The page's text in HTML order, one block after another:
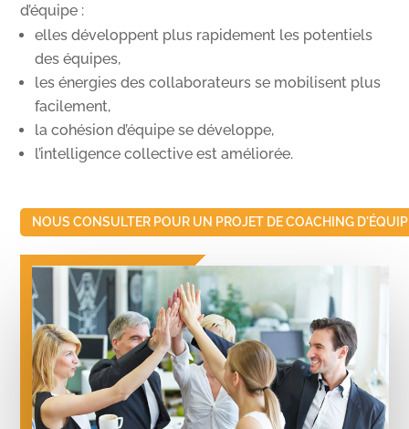
d’équipe :
elles développent plus rapidement les potentiels
des équipes,
les énergies des collaborateurs se mobilisent plus
facilement,
la cohésion d’équipe se développe,
l’intelligence collective est améliorée.
NOUS CONSULTER POUR UN PROJET DE COACHING